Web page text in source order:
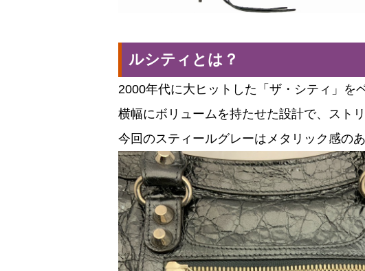
ルシティとは？
2000年代に大ヒットした「ザ・シティ」を
横幅にボリュームを持たせた設計で、スト
今回のスティールグレーはメタリック感の